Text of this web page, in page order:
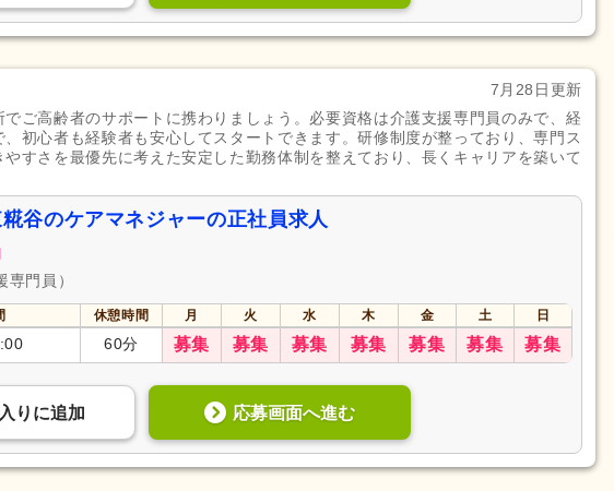
7月28日更新
ご高齢者のサポートに携わりましょう。必要資格は介護支援専門員のみで、経
初心者も経験者も安心してスタートできます。研修制度が整っており、専門ス
すさを最優先に考えた安定した勤務体制を整えており、長くキャリアを築いて
谷のケアマネジャーの正社員求人
門員）
休憩時間 月 火 水 木 金 土
日
60分 募集 募集 募集 募集 募集 募集 募集
り に追加 応募画面へ進む